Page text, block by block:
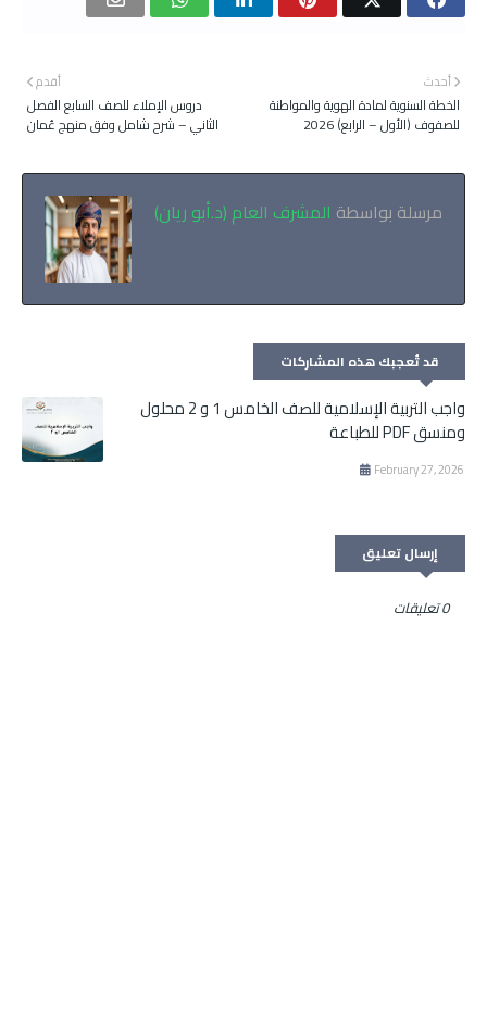
أحدث
الخطة السنوية لمادة الهوية والمواطنة
للصفوف (الأول – الرابع) 2026
أقدم
دروس الإملاء للصف السابع الفصل
الثاني – شرح شامل وفق منهج عُمان
مرسلة بواسطة المشرف العام (د.أبو ريان)
قد تُعجبك هذه المشاركات
واجب التربية الإسلامية للصف الخامس 1 و 2 محلول
ومنسق PDF للطباعة
February 27, 2026
إرسال تعليق
0 تعليقات